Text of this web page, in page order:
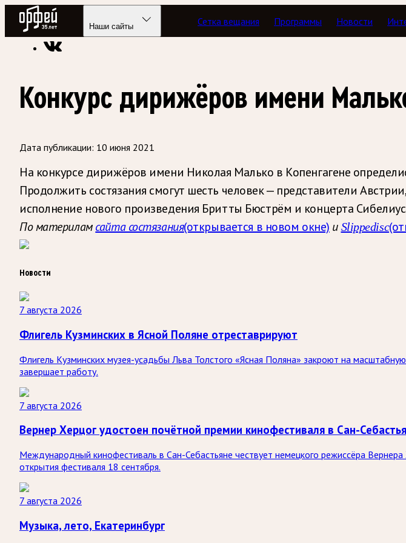
Радио Орфей
Наши сайты Сетка вещания Программы Новости
Радио классической музыки «Орфей» Новости
Конкурс дирижёров имени
Дата публикации: 10 июня 2021
На конкурсе дирижёров имени Николая Малько в Копенгагене
Продолжить состязания смогут шесть человек — представители
исполнение нового произведения Бритты Бюстрём и концерта
По материлам сайта состязания(открывается в новом окне) и Slippedisc
Новости
7 августа 2026
Флигель Кузминских в Ясной Поляне отреставрируют
Флигель Кузминских музея-усадьбы Льва Толстого «Ясная Поляна» закроют на
завершает работу.
7 августа 2026
Вернер Херцог удостоен почётной премии кинофестиваля в Сан-
Международный кинофестиваль в Сан-Себастьяне чествует немецкого режиссёра
открытия фестиваля 18 сентября.
7 августа 2026
Музыка, лето, Екатеринбург